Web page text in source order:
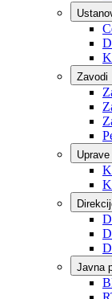
Zavodi
Uprave